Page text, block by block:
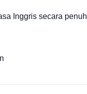
Inggris secara penuh